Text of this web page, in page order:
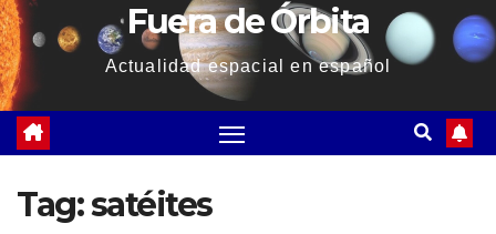
Fuera de Órbita
Actualidad espacial en español
Tag:satéites